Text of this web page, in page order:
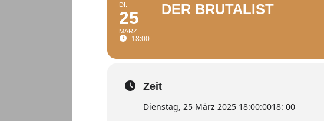
DI.
25
MÄRZ
18:00
DER BRUTALIST
Zeit
Dienstag, 25 März 2025 18:00:0018: 00